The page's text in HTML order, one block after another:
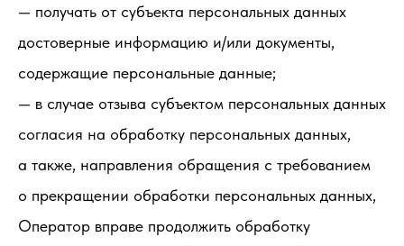
— получать от субъекта персональных данных
достоверные информацию и/или документы,
содержащие персональные данные;
— в случае отзыва субъектом персональных данных
согласия на обработку персональных данных,
а также, направления обращения с требованием
о прекращении обработки персональных данных,
Оператор вправе продолжить обработку